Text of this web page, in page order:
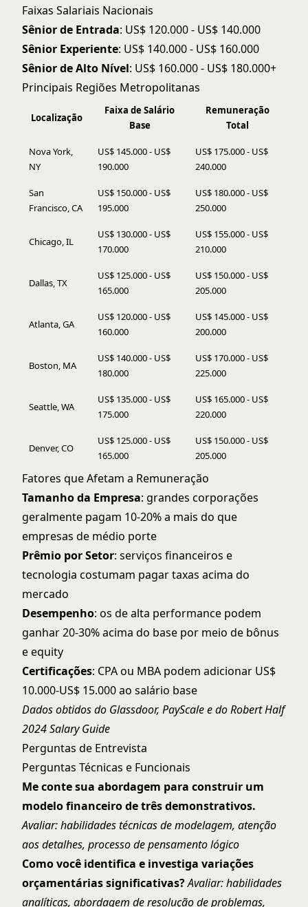
Faixas Salariais Nacionais
Sênior de Entrada: US$ 120.000 - US$ 140.000
Sênior Experiente: US$ 140.000 - US$ 160.000
Sênior de Alto Nível: US$ 160.000 - US$ 180.000+
Principais Regiões Metropolitanas
Localização
Faixa de Salário
Base
Remuneração
Total
Nova York,
NY
US$ 145.000 - US$
190.000
US$ 175.000 - US$
240.000
San
Francisco, CA
US$ 150.000 - US$
195.000
US$ 180.000 - US$
250.000
Chicago, IL
US$ 130.000 - US$
170.000
US$ 155.000 - US$
210.000
Dallas, TX
US$ 125.000 - US$
165.000
US$ 150.000 - US$
205.000
Atlanta, GA
US$ 120.000 - US$
160.000
US$ 145.000 - US$
200.000
Boston, MA
US$ 140.000 - US$
180.000
US$ 170.000 - US$
225.000
Seattle, WA
US$ 135.000 - US$
175.000
US$ 165.000 - US$
220.000
Denver, CO
US$ 125.000 - US$
165.000
US$ 150.000 - US$
205.000
Fatores que Afetam a Remuneração
Tamanho da Empresa: grandes corporações
geralmente pagam 10-20% a mais do que
empresas de médio porte
Prêmio por Setor: serviços financeiros e
tecnologia costumam pagar taxas acima do
mercado
Desempenho: os de alta performance podem
ganhar 20-30% acima do base por meio de bônus
e equity
Certificações: CPA ou MBA podem adicionar US$
10.000-US$ 15.000 ao salário base
Dados obtidos do Glassdoor, PayScale e do Robert Half
2024 Salary Guide
Perguntas de Entrevista
Perguntas Técnicas e Funcionais
Me conte sua abordagem para construir um
modelo financeiro de três demonstrativos.
Avaliar: habilidades técnicas de modelagem, atenção
aos detalhes, processo de pensamento lógico
Como você identifica e investiga variações
orçamentárias significativas?Avaliar: habilidades
analíticas, abordagem de resolução de problemas,